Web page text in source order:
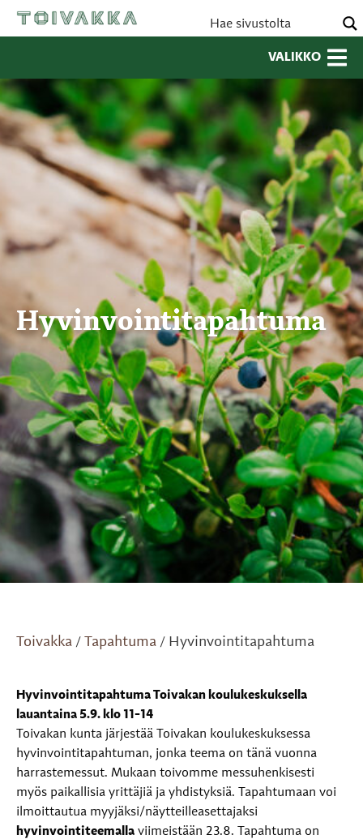
VALIKKO
Hyvinvointitapahtuma
Toivakka / Tapahtuma / Hyvinvointitapahtuma
Hyvinvointitapahtuma Toivakan koulukeskuksella
lauantaina 5.9. klo 11-14
Toivakan kunta järjestää Toivakan koulukeskuksessa
hyvinvointitapahtuman, jonka teema on tänä vuonna
harrastemessut. Mukaan toivomme messuhenkisesti
myös paikallisia yrittäjiä ja yhdistyksiä. Tapahtumaan voi
ilmoittautua myyjäksi/näytteilleasettajaksi
hyvinvointiteemalla viimeistään 23.8. Tapahtuma on